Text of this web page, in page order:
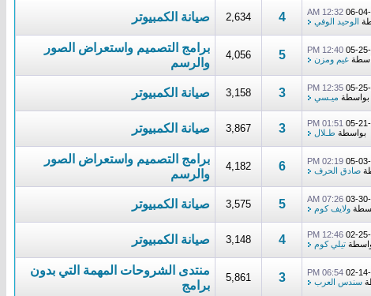
06-04-
12:32 AM
الوحيد الوفي 4
2,634 صيانة الكمبيوتر
05-25-
12:40 PM
غيم ومزن 5
4,056
برامج التصميم واستعراض الصور
والرسم
05-25-
12:35 PM
بواسطة ميـسي 3
3,158 صيانة الكمبيوتر
05-21-
01:51 PM
بواسطة طـلال 3
3,867 صيانة الكمبيوتر
05-03-
02:19 PM
صادق الحرف 6
4,182
برامج التصميم واستعراض الصور
والرسم
03-30-
07:26 AM
ولايف كوم 5
3,575 صيانة الكمبيوتر
02-25-
12:46 PM
تيلي كوم 4
3,148 صيانة الكمبيوتر
02-14-
06:54 PM
سندس العرب 3
5,861
منتدى الشروحات المهمة التي بدون
برامج